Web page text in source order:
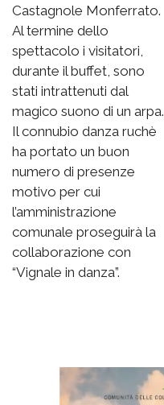
Castagnole Monferrato.
Al termine dello
spettacolo i visitatori,
durante il buffet, sono
stati intrattenuti dal
magico suono di un arpa.
Il connubio danza ruchè
ha portato un buon
numero di presenze
motivo per cui
l’amministrazione
comunale proseguirà la
collaborazione con
“Vignale in danza”.